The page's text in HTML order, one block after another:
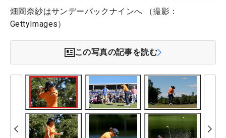
畑岡奈紗はサンデーバックナインへ （撮影：
GettyImages）
この写真の記事を読む